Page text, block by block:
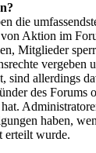
die
Aktion im
Mitglieder
vergeben
sind allerdings
des Forums
haben,
erteilt wurde.